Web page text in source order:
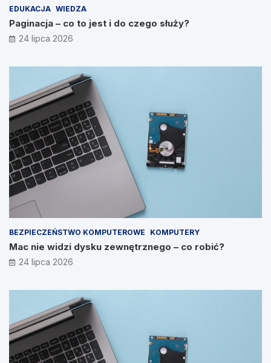
EDUKACJA WIEDZA
Paginacja – co to jest i do czego służy?
24 lipca 2026
BEZPIECZEŃSTWO KOMPUTEROWE KOMPUTERY
Mac nie widzi dysku zewnętrznego – co robić?
24 lipca 2026